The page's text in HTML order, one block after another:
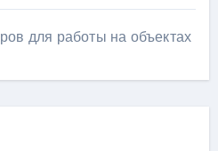
для работы на объектах